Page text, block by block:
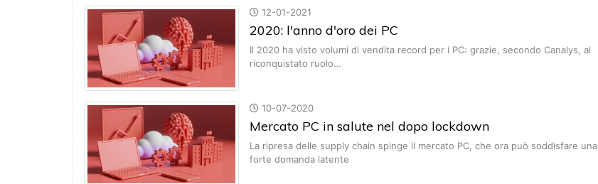
12-01-2021
2020: l'anno d'oro dei PC
Il 2020 ha visto volumi di vendita record per i PC: grazie, secondo Canalys, al
riconquistato ruolo…
10-07-2020
Mercato PC in salute nel dopo lockdown
La ripresa delle supply chain spinge il mercato PC, che ora può soddisfare una
forte domanda latente